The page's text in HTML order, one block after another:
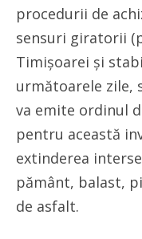
procedurii de
sensuri giratorii
Timișoarei și
următoarele zile,
va emite ordinul
pentru această
extinderea
pământ, balast,
de asfalt.